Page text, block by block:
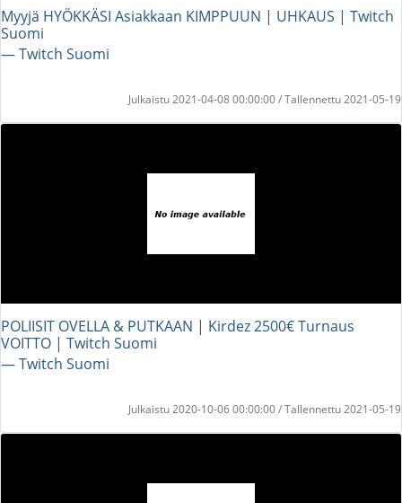
Myyjä HYÖKKÄSI Asiakkaan KIMPPUUN | UHKAUS | Twitch
Suomi
― Twitch Suomi
Julkaistu 2021-04-08 00:00:00 / Tallennettu 2021-05-19
POLIISIT OVELLA & PUTKAAN | Kirdez 2500€ Turnaus
VOITTO | Twitch Suomi
― Twitch Suomi
Julkaistu 2020-10-06 00:00:00 / Tallennettu 2021-05-19